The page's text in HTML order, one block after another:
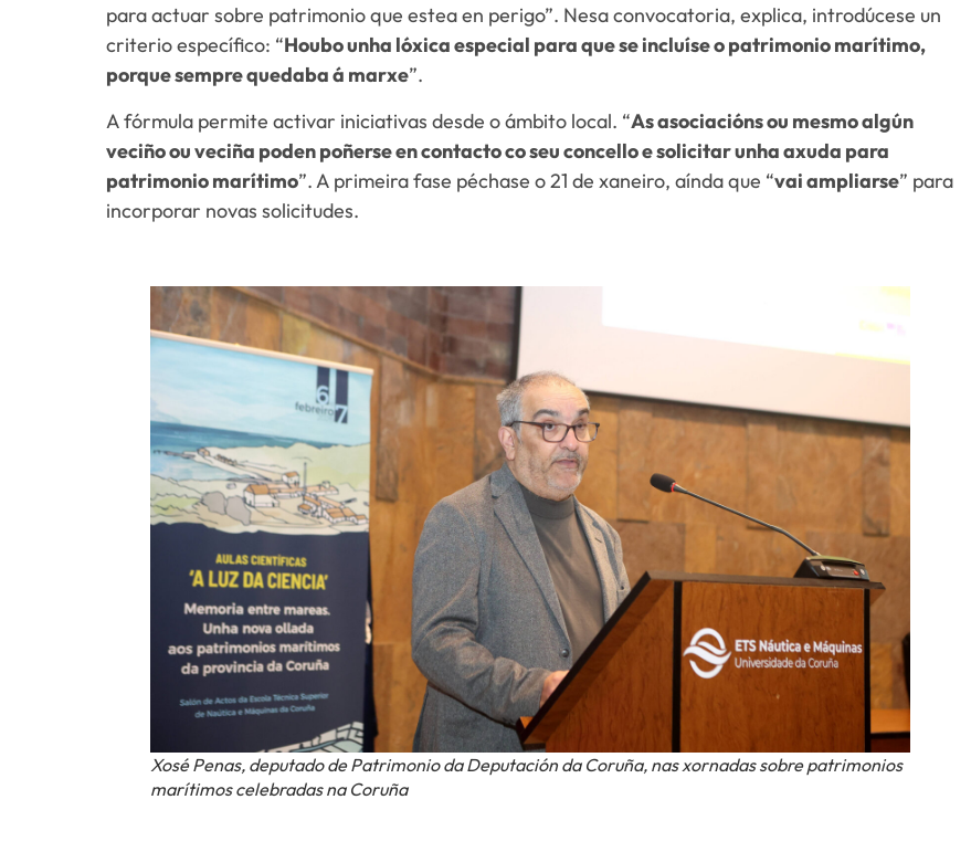
para actuar sobre patrimonio que estea en perigo”. Nesa convocatoria, explica, introdúcese un
criterio específico: “Houbo unha lóxica especial para que se incluíse o patrimonio marítimo,
porque sempre quedaba á marxe”.
A fórmula permite activar iniciativas desde o ámbito local. “As asociacións ou mesmo algún
veciño ou veciña poden poñerse en contacto co seu concello e solicitar unha axuda para
patrimonio marítimo”. A primeira fase péchase o 21 de xaneiro, aínda que “vai ampliarse” para
incorporar novas solicitudes.
Xosé Penas, deputado de Patrimonio da Deputación da Coruña, nas xornadas sobre patrimonios
marítimos celebradas na Coruña